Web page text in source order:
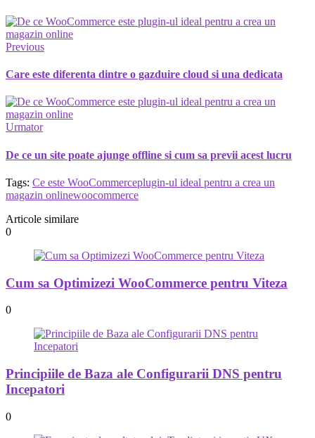
Previous
Care este diferenta dintre o gazduire cloud si una dedicata
Urmator
De ce un site poate ajunge offline si cum sa previi acest lucru
Tags: Ce este WooCommerceplugin-ul ideal pentru a crea un
magazin onlinewoocommerce
Articole similare
0
Cum sa Optimizezi WooCommerce pentru Viteza
0
Principiile de Baza ale Configurarii DNS pentru
Incepatori
0